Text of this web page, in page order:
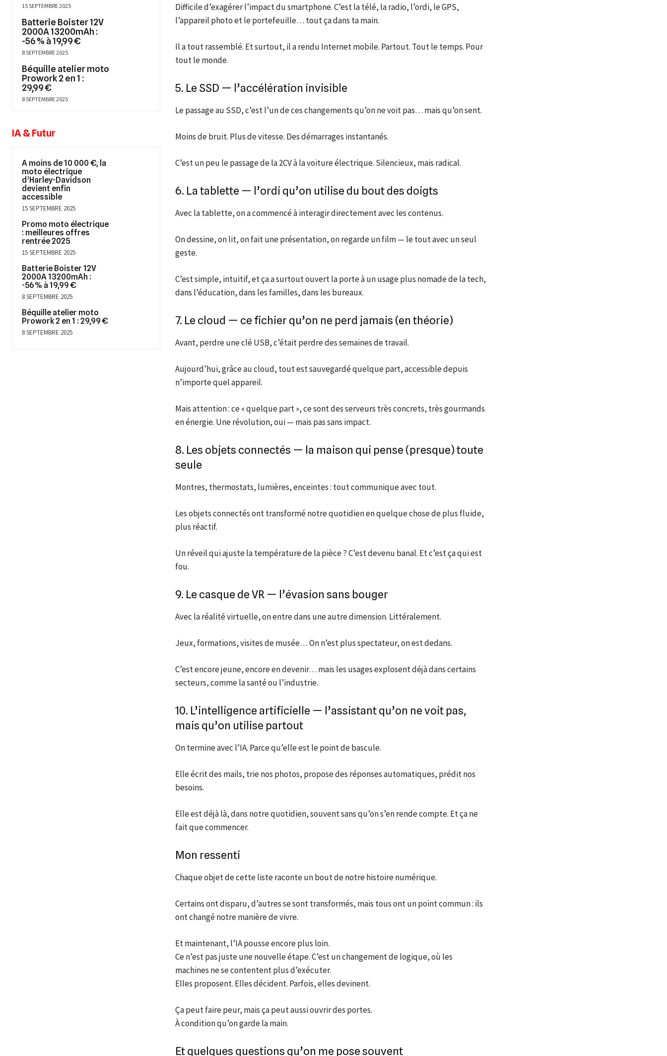
15 SEPTEMBRE 2025
Batterie Boister 12V
2000A 13200mAh :
-56 % à 19,99 €
8 SEPTEMBRE 2025
Béquille atelier moto
Prowork 2 en 1 :
29,99 €
8 SEPTEMBRE 2025
IA & Futur
A moins de 10 000 €, la
moto électrique
d’Harley-Davidson
devient enfin
accessible
15 SEPTEMBRE 2025
Promo moto électrique
: meilleures offres
rentrée 2025
15 SEPTEMBRE 2025
Batterie Boister 12V
2000A 13200mAh :
-56 % à 19,99 €
8 SEPTEMBRE 2025
Béquille atelier moto
Prowork 2 en 1 : 29,99 €
8 SEPTEMBRE 2025
Difficile d’exagérer l’impact du smartphone. C’est la télé, la radio, l’ordi, le GPS,
l’appareil photo et le portefeuille… tout ça dans ta main.
Il a tout rassemblé. Et surtout, il a rendu Internet mobile. Partout. Tout le temps. Pour
tout le monde.
5. Le SSD — l’accélération invisible
Le passage au SSD, c’est l’un de ces changements qu’on ne voit pas… mais qu’on sent.
Moins de bruit. Plus de vitesse. Des démarrages instantanés.
C’est un peu le passage de la 2CV à la voiture électrique. Silencieux, mais radical.
6. La tablette — l’ordi qu’on utilise du bout des doigts
Avec la tablette, on a commencé à interagir directement avec les contenus.
On dessine, on lit, on fait une présentation, on regarde un film — le tout avec un seul
geste.
C’est simple, intuitif, et ça a surtout ouvert la porte à un usage plus nomade de la tech,
dans l’éducation, dans les familles, dans les bureaux.
7. Le cloud — ce fichier qu’on ne perd jamais (en théorie)
Avant, perdre une clé USB, c’était perdre des semaines de travail.
Aujourd’hui, grâce au cloud, tout est sauvegardé quelque part, accessible depuis
n’importe quel appareil.
Mais attention : ce « quelque part », ce sont des serveurs très concrets, très gourmands
en énergie. Une révolution, oui — mais pas sans impact.
8. Les objets connectés — la maison qui pense (presque) toute
seule
Montres, thermostats, lumières, enceintes : tout communique avec tout.
Les objets connectés ont transformé notre quotidien en quelque chose de plus fluide,
plus réactif.
Un réveil qui ajuste la température de la pièce ? C’est devenu banal. Et c’est ça qui est
fou.
9. Le casque de VR — l’évasion sans bouger
Avec la réalité virtuelle, on entre dans une autre dimension. Littéralement.
Jeux, formations, visites de musée… On n’est plus spectateur, on est dedans.
C’est encore jeune, encore en devenir… mais les usages explosent déjà dans certains
secteurs, comme la santé ou l’industrie.
10. L’intelligence artificielle — l’assistant qu’on ne voit pas,
mais qu’on utilise partout
On termine avec l’IA. Parce qu’elle est le point de bascule.
Elle écrit des mails, trie nos photos, propose des réponses automatiques, prédit nos
besoins.
Elle est déjà là, dans notre quotidien, souvent sans qu’on s’en rende compte. Et ça ne
fait que commencer.
Mon ressenti
Chaque objet de cette liste raconte un bout de notre histoire numérique.
Certains ont disparu, d’autres se sont transformés, mais tous ont un point commun : ils
ont changé notre manière de vivre.
Et maintenant, l’IA pousse encore plus loin.
Ce n’est pas juste une nouvelle étape. C’est un changement de logique, où les
machines ne se contentent plus d’exécuter.
Elles proposent. Elles décident. Parfois, elles devinent.
Ça peut faire peur, mais ça peut aussi ouvrir des portes.
À condition qu’on garde la main.
Et quelques questions qu’on me pose souvent